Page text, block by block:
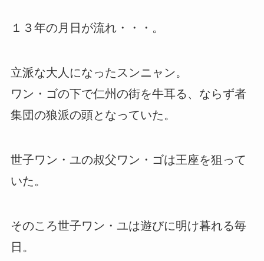
１３年の月日が流れ・・・。
立派な大人になったスンニャン。
ワン・ゴの下で仁州の街を牛耳る、ならず者
集団の狼派の頭となっていた。
世子ワン・ユの叔父ワン・ゴは王座を狙って
いた。
そのころ世子ワン・ユは遊びに明け暮れる毎
日。